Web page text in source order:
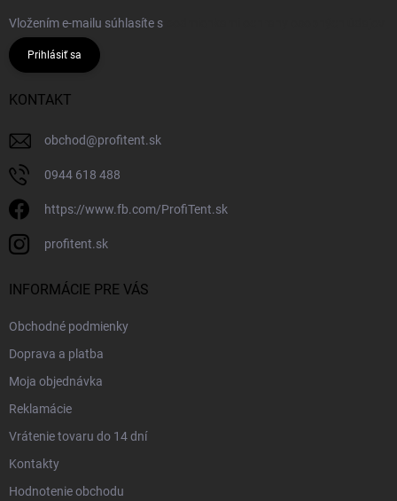
Vložením e-mailu súhlasíte s
Prihlásiť sa
KONTAKT
obchod@profitent.sk
0944 618 488
https://www.fb.com/ProfiTent.sk
profitent.sk
INFORMÁCIE PRE VÁS
Obchodné podmienky
Doprava a platba
Moja objednávka
Reklamácie
Vrátenie tovaru do 14 dní
Kontakty
Hodnotenie obchodu